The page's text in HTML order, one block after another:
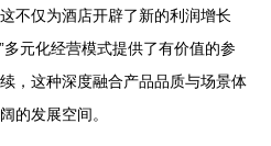
不仅为酒店开辟了新的利润增长
多元化经营模式提供了有价值的参
，这种深度融合产品品质与场景体
的发展空间。